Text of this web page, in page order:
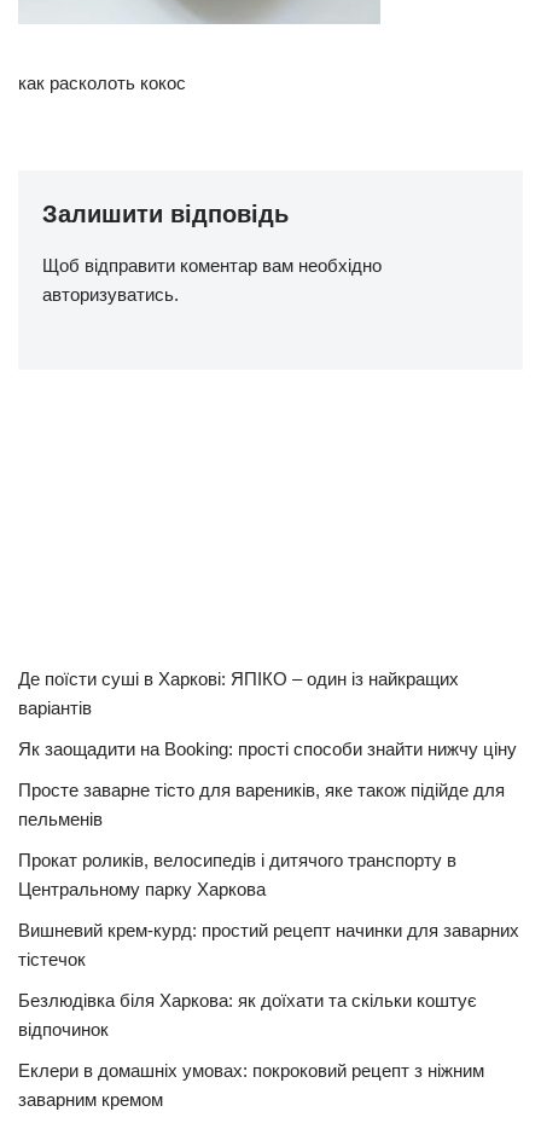
как расколоть кокос
Залишити відповідь
Щоб відправити коментар вам необхідно
авторизуватись.
Де поїсти суші в Харкові: ЯПІКО – один із найкращих
варіантів
Як заощадити на Booking: прості способи знайти нижчу ціну
Просте заварне тісто для вареників, яке також підійде для
пельменів
Прокат роликів, велосипедів і дитячого транспорту в
Центральному парку Харкова
Вишневий крем-курд: простий рецепт начинки для заварних
тістечок
Безлюдівка біля Харкова: як доїхати та скільки коштує
відпочинок
Еклери в домашніх умовах: покроковий рецепт з ніжним
заварним кремом